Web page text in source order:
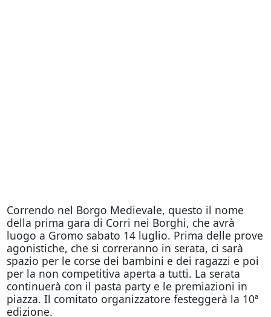
Correndo nel Borgo Medievale, questo il nome
della prima gara di Corri nei Borghi, che avrà
luogo a Gromo sabato 14 luglio. Prima delle prove
agonistiche, che si correranno in serata, ci sarà
spazio per le corse dei bambini e dei ragazzi e poi
per la non competitiva aperta a tutti. La serata
continuerà con il pasta party e le premiazioni in
piazza. Il comitato organizzatore festeggerà la 10ª
edizione.